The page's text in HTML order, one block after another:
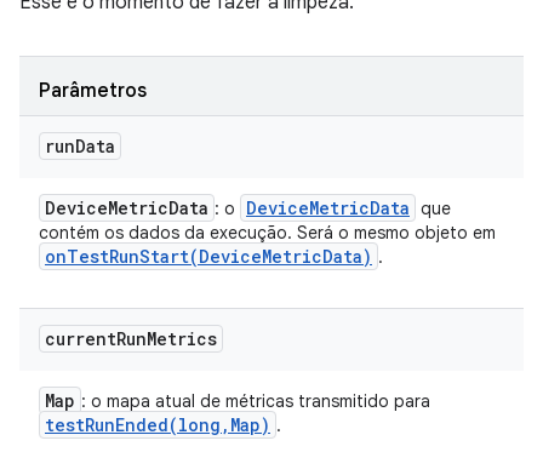
Parâmetros
runData
DeviceMetricData : o DeviceMetricData que
contém os dados da execução. Será o mesmo objeto em
onTestRunStart(DeviceMetricData) .
currentRunMetrics
Map : o mapa atual de métricas transmitido para
testRunEnded(long , Map) .